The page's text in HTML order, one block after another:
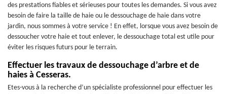
des prestations fiables et sérieuses pour toutes les demandes. Si vous avez
besoin de faire la taille de haie ou le dessouchage de haie dans votre
jardin, nous sommes à votre service ! En effet, lorsque vous avez besoin de
dessoucher votre haie et tout enlever, le dessouchage total est utile pour
éviter les risques futurs pour le terrain.
Effectuer les travaux de dessouchage d’arbre et de
haies à Cesseras.
Etes-vous à la recherche d’un spécialiste professionnel pour effectuer les